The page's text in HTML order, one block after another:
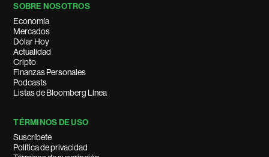
SOBRE NOSOTROS
Economía
Mercados
Dólar Hoy
Actualidad
Cripto
Finanzas Personales
Podcasts
Listas de Bloomberg Línea
TÉRMINOS DE USO
Suscríbete
Política de privacidad